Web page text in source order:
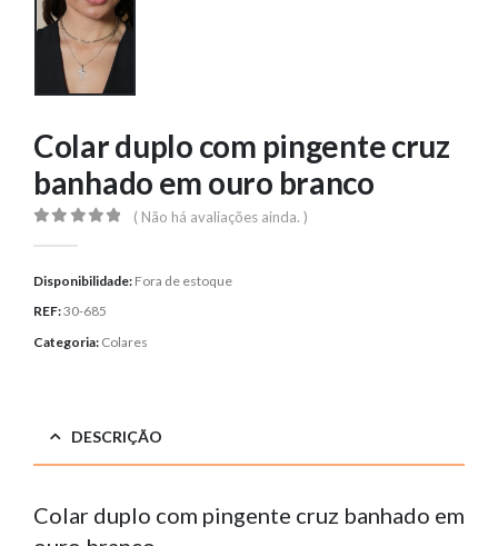
Colar duplo com pingente cruz
banhado em ouro branco
( Não há avaliações ainda. )
Disponibilidade: Fora de estoque
REF:30-685
Categoria: Colares
DESCRIÇÃO
Colar duplo com pingente cruz banhado em